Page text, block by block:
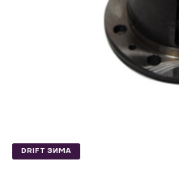
DRIFT ЗИМА